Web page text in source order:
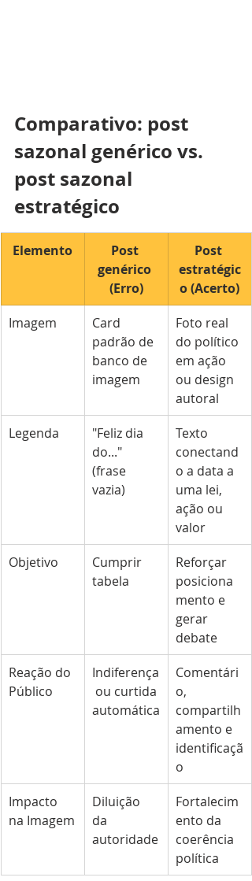
Comparativo: post
sazonal genérico vs.
post sazonal
estratégico
Elemento
Post
genérico
(Erro)
Post
estratégic
o (Acerto)
Imagem
Card
padrão de
banco de
imagem
Foto real
do político
em ação
ou design
autoral
Legenda
"Feliz dia
do..."
(frase
vazia)
Texto
conectand
o a data a
uma lei,
ação ou
valor
Objetivo
Cumprir
tabela
Reforçar
posiciona
mento e
gerar
debate
Reação do
Público
Indiferença
ou curtida
automática
Comentári
o,
compartilh
amento e
identificaçã
o
Impacto
na Imagem
Diluição
da
autoridade
Fortalecim
ento da
coerência
política